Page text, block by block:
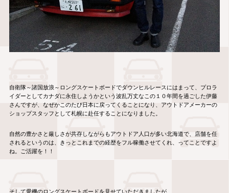
自衛隊～諸国放浪～ロングスケートボードでダウンヒルレースにはまって、プロラ
イダーとしてカナダに永住しようかという波乱万丈なこの１０年間を過ごした伊藤
さんですが、なぜかこのたび日本に戻ってくることになり、アウトドアメーカーの
ショップスタッフとして札幌に赴任することになりました。
自然の豊かさと厳しさが共存しながらもアウトドア人口が多い北海道で、店舗を任
されるというのは、きっとこれまでの経歴をフル稼働させてくれ、ってことですよ
ね。ご活躍を！！
そして愛機のロングスケートボードを見せていただきましたが、